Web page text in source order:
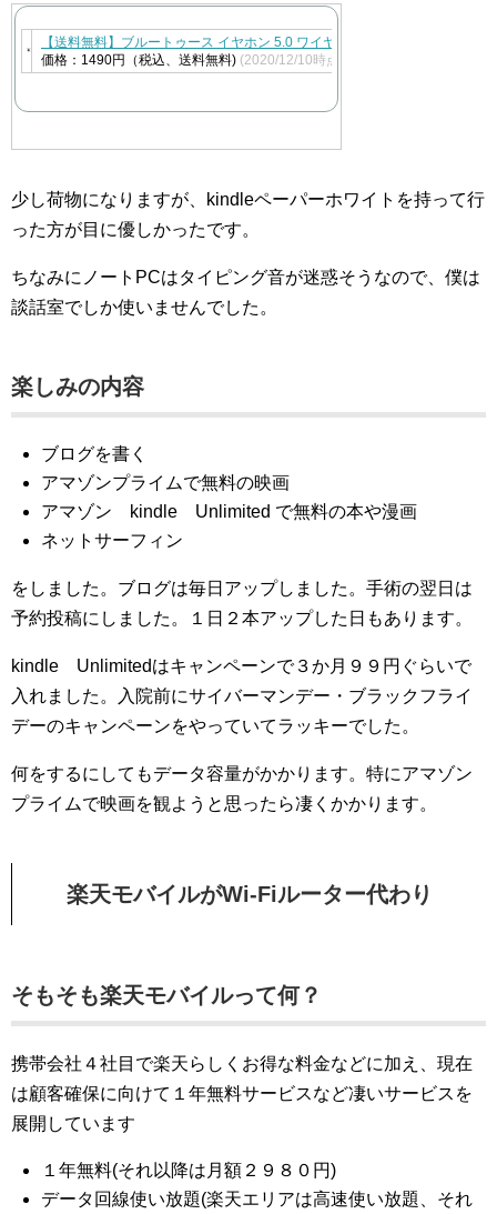
【送料無料】ブルートゥース イヤホン 5.0 ワイヤレス イヤホン IPX5防水
価格：1490円（税込、送料無料) (2020/12/10時点)
少し荷物になりますが、kindleペーパーホワイトを持って行
った方が目に優しかったです。
ちなみにノートPCはタイピング音が迷惑そうなので、僕は
談話室でしか使いませんでした。
楽しみの内容
ブログを書く
アマゾンプライムで無料の映画
アマゾン kindle Unlimited で無料の本や漫画
ネットサーフィン
をしました。ブログは毎日アップしました。手術の翌日は
予約投稿にしました。１日２本アップした日もあります。
kindle Unlimitedはキャンペーンで３か月９９円ぐらいで
入れました。入院前にサイバーマンデー・ブラックフライ
デーのキャンペーンをやっていてラッキーでした。
何をするにしてもデータ容量がかかります。特にアマゾン
プライムで映画を観ようと思ったら凄くかかります。
楽天モバイルがWi-Fiルーター代わり
そもそも楽天モバイルって何？
携帯会社４社目で楽天らしくお得な料金などに加え、現在
は顧客確保に向けて１年無料サービスなど凄いサービスを
展開しています
１年無料(それ以降は月額２９８０円)
データ回線使い放題(楽天エリアは高速使い放題、それ